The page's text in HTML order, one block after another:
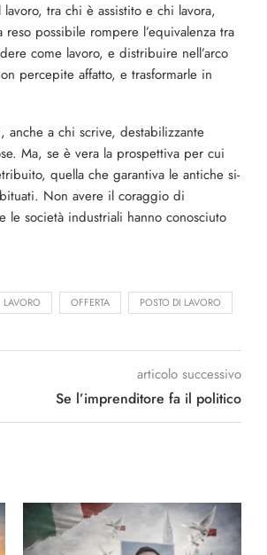
tra chi è assistito e chi lavora,
possibile rompere l’e­quivalenza tra
come lavoro, e distribuire nell’arco
perce­pite affatto, e trasformarle in
anche a chi scrive, destabiliz­zante
Ma, se è vera la prospettiva per cui
quel­la che garantiva le antiche si­
Non avere il coraggio di
società industriali hanno co­nosciuto
LAVORO OFFERTA POSTO DI LAVORO
articolo successivo
Se l’imprenditore fa il politico